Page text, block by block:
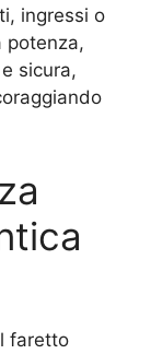
ingressi o
potenza,
sicura,
faretto